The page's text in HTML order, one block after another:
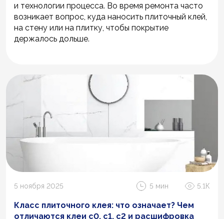
и технологии процесса. Во время ремонта часто
возникает вопрос, куда наносить плиточный клей,
на стену или на плитку, чтобы покрытие
держалось дольше.
5 ноября 2025 5 мин 5.1К
Класс плиточного клея: что означает? Чем
отличаются клеи c0, c1, c2 и расшифровка